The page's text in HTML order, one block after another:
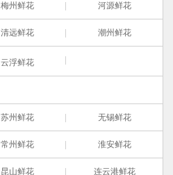
梅州鲜花 河源鲜花
清远鲜花 潮州鲜花
云浮鲜花
苏州鲜花 无锡鲜花
常州鲜花 淮安鲜花
昆山鲜花 连云港鲜花